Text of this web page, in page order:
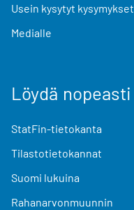
Usein kysytyt kysymykset
Medialle
Löydä nopeasti
StatFin-tietokanta
Tilastotietokannat
Suomi lukuina
Rahanarvonmuunnin